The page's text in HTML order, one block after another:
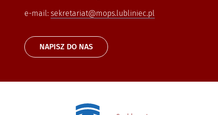
e-mail: sekretariat@mops.lubliniec.pl
NAPISZ DO NAS